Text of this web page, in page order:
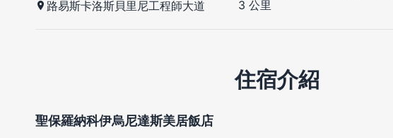
路易斯卡洛斯貝里尼工程師大道
3 公里
住宿介紹
聖保羅納科伊烏尼達斯美居飯店